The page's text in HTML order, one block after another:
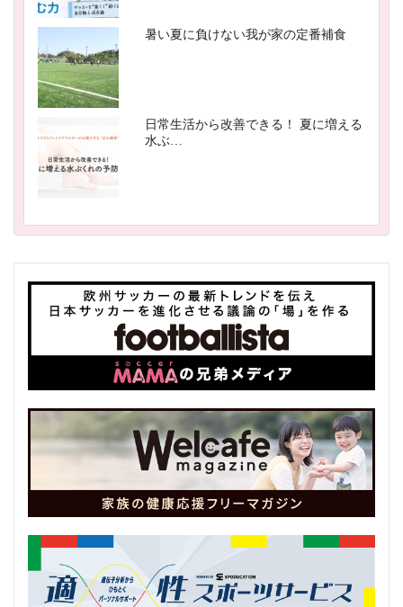
暑い夏に負けない我が家の定番補食
日常生活から改善できる！ 夏に増える
水ぶ…